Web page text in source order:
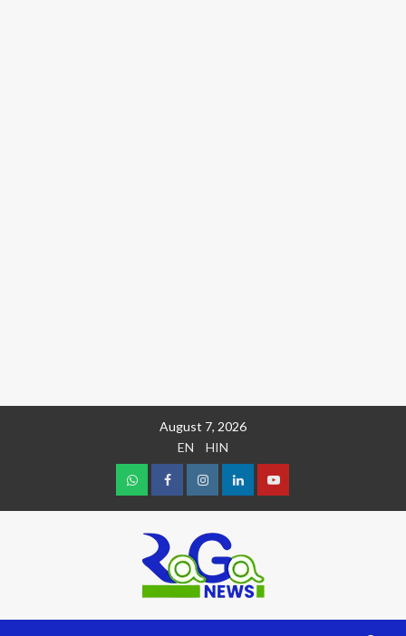
August 7, 2026
EN
HIN